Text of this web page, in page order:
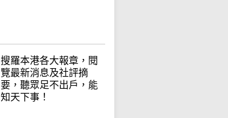
搜羅本港各大報章，閱
覽最新消息及社評摘
要，聽眾足不出戶，能
知天下事！